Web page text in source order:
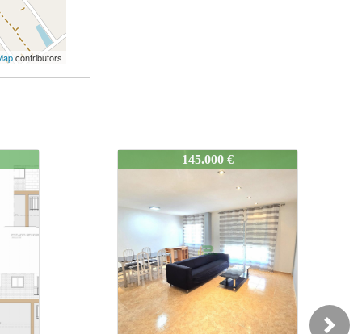
contributors
499-Pisodedosdormitorios
142.000 €